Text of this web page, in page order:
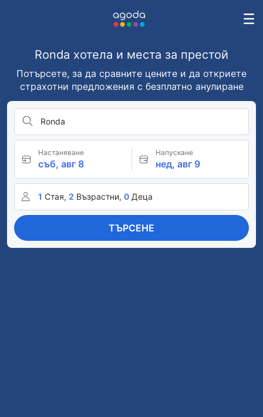
Ronda хотела и места за престой
Потърсете, за да сравните цените и да откриете
страхотни предложения с безплатно анулиране
Ronda
Настаняване
съб, авг 8
Напускане
нед, авг 9
1 Стая, 2 Възрастни, 0 Деца
ТЪРСЕНЕ